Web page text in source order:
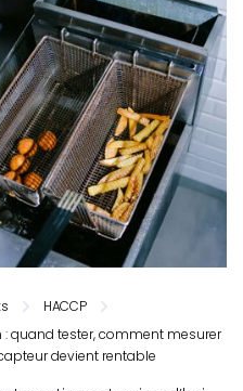
HACCP
quand tester, comment mesurer
devient rentable